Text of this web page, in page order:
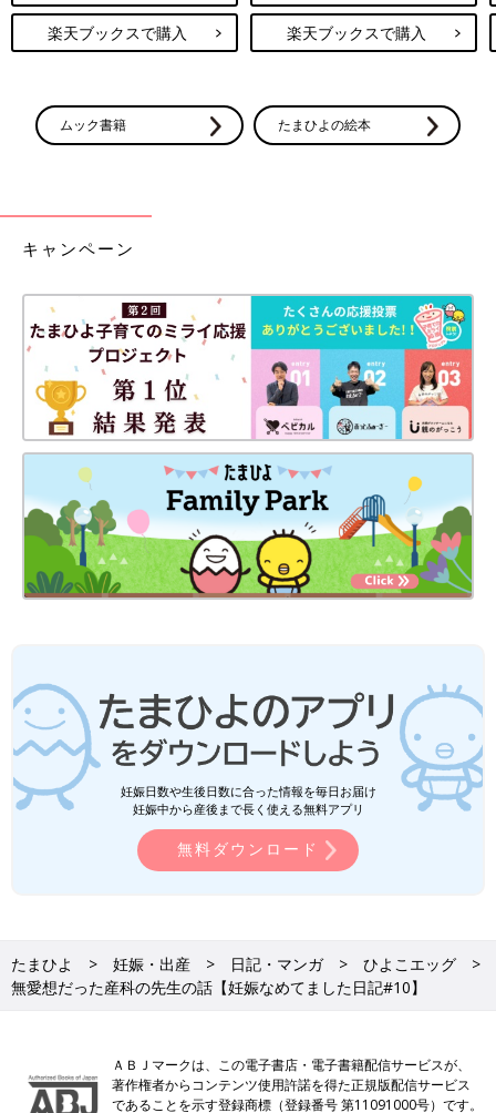
後から助産師さんに聞いた話によると、先生は赤ちゃんが大好き
個室でちょっぴり寂しい入院生活でしたが、先生が頻繁に赤ちゃ
んの顔を見に来てくれたので嬉しかったです。
そして退院日。いつものように先生が部屋にやって来て赤ちゃん
の様子を確認すると、
「 つわり
も大変だったし出産も時間かかっちゃったけど、本当に
よく頑張ったね。もう立派なお母さんだね」
かりお世話しないとこの子は生きていけないんだ…」
とプレッシャーを感じていました。
「あの無愛想だった先生がこんなに褒めてくれるんだから、きっ
と大丈夫。やっていける。」
楽天ブックスで購入 楽天ブックスで購入
ムック書籍 たまひよの絵本
キャンペーン
妊娠日数や生後日数に合った情報を毎日お届け
妊娠中から産後まで長く使える無料アプリ
無料ダウンロード
たまひよ 妊娠・出産 日記・マンガ
ひよこエッグ
無愛想だった産科の先生の話【妊娠なめてました日記#10】
ＡＢＪマークは、この電子書店・電子書籍配信サービスが、
著作権者からコンテンツ使用許諾を得た正規版配信サービス
であることを示す登録商標（登録番号 第11091000号）です。